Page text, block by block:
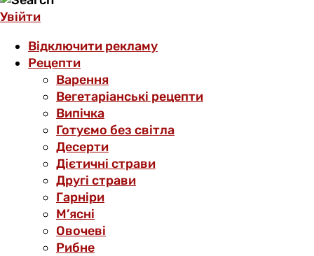
Увійти
Відключити рекламу
Рецепти
Варення
Вегетаріанські рецепти
Випічка
Готуємо без світла
Десерти
Дієтичні страви
Другі страви
Гарніри
М’ясні
Овочеві
Рибне